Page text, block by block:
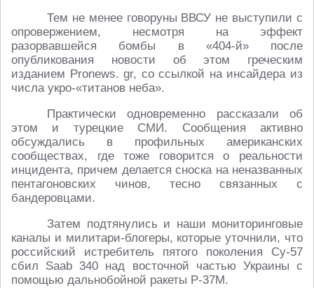
Тем не менее говоруны ВВСУ не выступили с
опровержением, несмотря на эффект
разорвавшейся бомбы в «404-й» после
опубликования новости об этом греческим
изданием Pronews. gr, со ссылкой на инсайдера из
числа укро-«титанов неба».
Практически одновременно рассказали об
этом и турецкие СМИ. Сообщения активно
обсуждались в профильных американских
сообществах, где тоже говорится о реальности
инцидента, причем делается сноска на неназванных
пентагоновских чинов, тесно связанных с
бандеровцами.
Затем подтянулись и наши мониторинговые
каналы и милитари-блогеры, которые уточнили, что
российский истребитель пятого поколения Су-57
сбил Saab 340 над восточной частью Украины с
помощью дальнобойной ракеты Р-37М.